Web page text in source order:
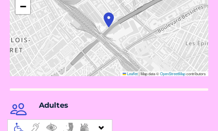
−
Leaflet|Map data ©OpenStreetMapcontributors
Adultes